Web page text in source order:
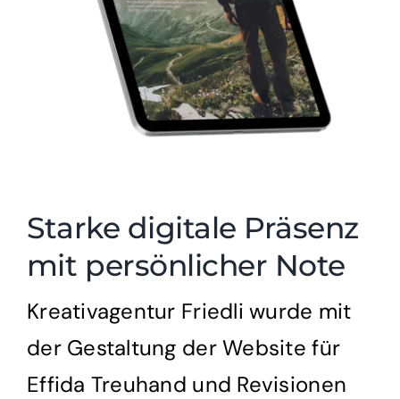
Starke digitale Präsenz
mit persönlicher Note
Kreativagentur Friedli wurde mit
der Gestaltung der Website für
Effida Treuhand und Revisionen